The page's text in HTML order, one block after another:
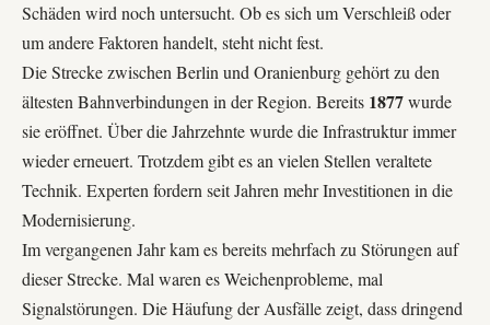
Schäden wird noch untersucht. Ob es sich um Verschleiß oder
um andere Faktoren handelt, steht nicht fest.
Die Strecke zwischen Berlin und Oranienburg gehört zu den
ältesten Bahnverbindungen in der Region. Bereits 1877wurde
sie eröffnet. Über die Jahrzehnte wurde die Infrastruktur immer
wieder erneuert. Trotzdem gibt es an vielen Stellen veraltete
Technik. Experten fordern seit Jahren mehr Investitionen in die
Modernisierung.
Im vergangenen Jahr kam es bereits mehrfach zu Störungen auf
dieser Strecke. Mal waren es Weichenprobleme, mal
Signalstörungen. Die Häufung der Ausfälle zeigt, dass dringend